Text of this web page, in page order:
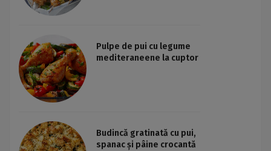
Pulpe de pui cu legume
mediteraneene la cuptor
Budincă gratinată cu pui,
spanac și pâine crocantă